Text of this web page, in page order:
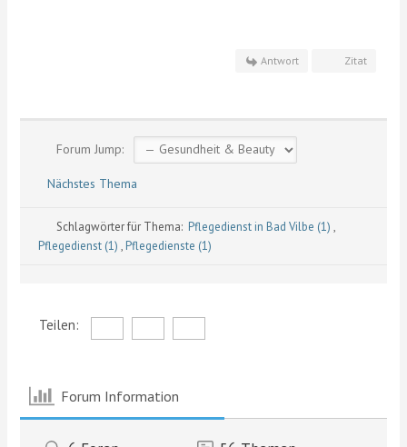
Antwort Zitat
Forum Jump:
Nächstes Thema
Schlagwörter für Thema: Pflegedienst in Bad Vilbe (1) ,
Pflegedienst (1), Pflegedienste (1)
Teilen:
Forum Information